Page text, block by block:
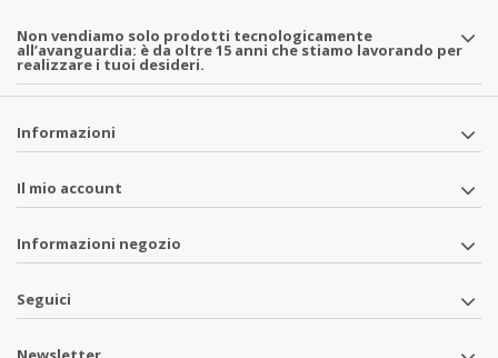
Non vendiamo solo prodotti tecnologicamente
all’avanguardia: è da oltre 15 anni che stiamo lavorando per
realizzare i tuoi desideri.
Informazioni
Il mio account
Informazioni negozio
Seguici